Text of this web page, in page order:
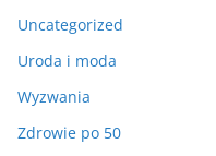
Uncategorized
Uroda i moda
Wyzwania
Zdrowie po 50